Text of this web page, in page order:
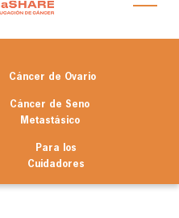
Cáncer de Ovario
Cáncer de Seno
Metastásico
Para los
Cuidadores